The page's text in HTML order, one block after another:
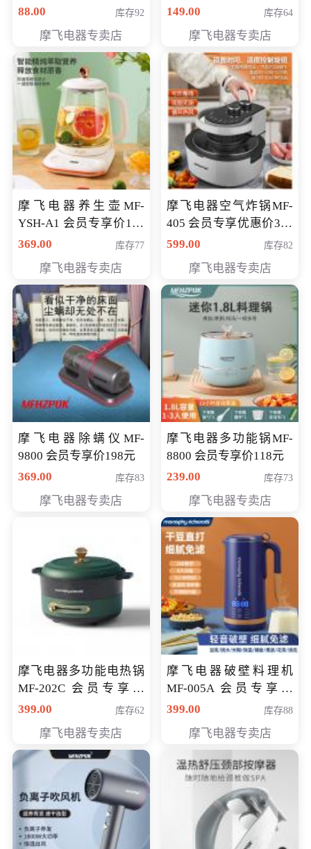
88.00
库存92
摩飞电器专卖店
98元
149.00 库存64
摩飞电器专卖店
摩飞电器养生壶MF-
YSH-A1 会员专享价198
元
369.00 库存77
摩飞电器专卖店
摩飞电器空气炸锅MF-
405 会员专享优惠价369
元
599.00 库存82
摩飞电器专卖店
摩飞电器除螨仪MF-
9800 会员专享价198元
369.00
库存83
摩飞电器专卖店
摩飞电器多功能锅MF-
8800 会员专享价118元
239.00
库存73
摩飞电器专卖店
摩飞电器多功能电热锅
MF-202C 会员专享价
269元
399.00 库存62
摩飞电器专卖店
摩飞电器破壁料理机
MF-005A 会员专享价
198元
399.00 库存88
摩飞电器专卖店